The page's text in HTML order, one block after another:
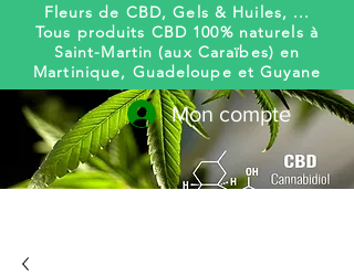
Fleurs de CBD, Gels & Huiles, ...
Tous produits CBD 100% naturels à
Saint-Martin (aux Caraïbes) en
Martinique, Guadeloupe et Guyane
Mon compte